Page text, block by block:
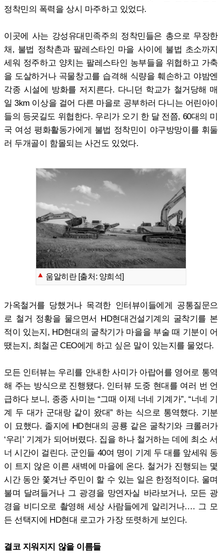
정착민의 폭력을 상시 마주하고 있었다.
이곳에 사는 강성유대민족주의 정착민들은 총으로 무장한
채, 불법 정착촌과 팔레스타인 마을 사이에 불법 초소까지
세워 정주하고 양치는 팔레스타인 농부들을 위협하고 가축
을 도살하거나 곡물창고를 습격해 식량을 훼손하고 야밤엔
각종 시설에 방화를 저지른다. 다니던 학교가 철거당해 매
일 3km 이상을 걸어 다른 마을로 공부하러 다니는 어린아이
들의 등굣길도 위협한다. 우리가 오기 한 달 전쯤, 60대의 미
국 여성 평화활동가에게 불법 정착민이 야구방망이를 휘둘
러 두개골이 함몰되는 사건도 있었다.
움알히란 [출처: 양희석]
가옥철거를 당했거나 목격한 인터뷰이들에게 공통질문으
로 철거 정황을 물으면서 HD현대건설기계의 굴착기를 본
적이 있는지, HD현대의 굴착기가 마을을 부술 때 기분이 어
땠는지, 최철곤 CEO에게 하고 싶은 말이 있는지를 물었다.
모든 인터뷰는 우리를 안내한 사미가 아랍어를 영어로 통역
해 주는 방식으로 진행됐다. 인터뷰 도중 현대를 여러 번 언
급하다 보니, 종종 사미는 “그때 이제 너네 기계가”, “너네 기
계 두 대가 군대랑 같이 왔대” 하는 식으로 통역했다. 기분
이 묘했다. 졸지에 HD현대의 공룡 같은 굴착기와 크롤러가
‘우리’ 기계가 되어버렸다. 집을 하나 철거하는 데에 최소 서
너 시간이 걸린다. 군인들 40여 명이 기계 두 대를 앞세워 동
이 트지 않은 이른 새벽에 마을에 온다. 철거가 진행되는 몇
시간 동안 쫓겨난 주민이 할 수 있는 일은 한정적이다. 울며
불며 달려들거나 그 광경을 망연자실 바라보거나, 모든 광
경을 비디오로 촬영해 세상 사람들에게 알리거나…. 그 모
든 선택지에 HD현대 로고가 가장 또렷하게 보인다.
결코 지워지지 않을 이름들